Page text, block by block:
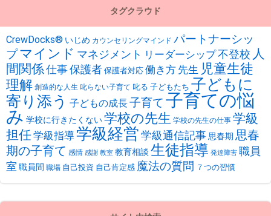
タグクラウド
CrewDocks®︎ いじめ カウンセリングマインド パートナーシッ
プマインド マネジメント リーダーシップ不登校 人
間関係 仕事保護者 保護者対応 働き方 先生 児童生徒
理解 創造的な人生 叱らない子育て 叱る 子どもたち 子どもに
寄り添う 子どもの成長子育て 子育ての悩
み 学校に行きたくない学校の先生 学校の先生の仕事 学級
担任学級指導学級経営学級通信記事思春期 思春
期の子育て 感情 感謝 教室 教育相談 生徒指導 発達障害 職員
室 職員間 職場 自己投資 自己肯定感 魔法の質問 ７つの習慣